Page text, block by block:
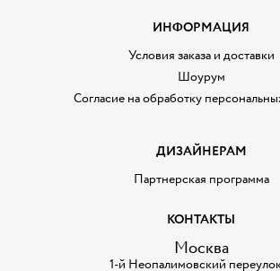
ИНФОРМАЦИЯ
Условия заказа и доставки
Шоурум
Согласие на обработку
ДИЗАЙНЕРАМ
Партнерская программа
КОНТАКТЫ
Москва
1-й Неопалимовский